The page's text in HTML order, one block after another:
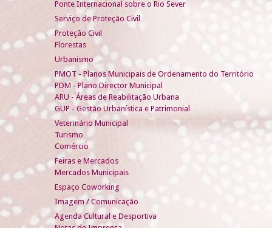
Ponte Internacional sobre o Rio Sever
Serviço de Proteção Civil
Proteção Civil
Florestas
Urbanismo
PMOT - Planos Municipais de Ordenamento do Território
PDM - Plano Director Municipal
ARU - Áreas de Reabilitação Urbana
GUP - Gestão Urbanística e Patrimonial
Veterinário Municipal
Turismo
Comércio
Feiras e Mercados
Mercados Municipais
Espaço Coworking
Imagem / Comunicação
Agenda Cultural e Desportiva